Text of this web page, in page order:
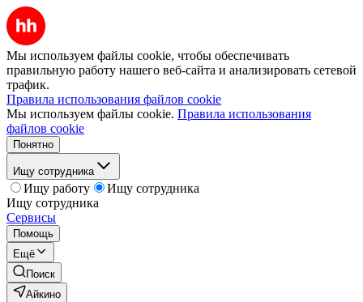
Мы используем файлы cookie, чтобы обеспечивать
правильную работу нашего веб-сайта и анализировать сетевой
трафик.
Правила использования файлов cookie
Мы используем файлы cookie. Правила использования
файлов cookie
Понятно
Ищу сотрудника
Ищу работу
Ищу сотрудника
Ищу сотрудника
Сервисы
Помощь
Ещё
Поиск
Айкино